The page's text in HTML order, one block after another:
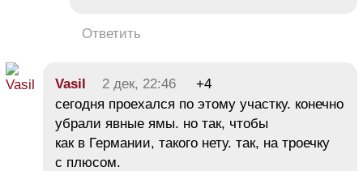
Ответить
Vasil 2 дек, 22:46
+4
сегодня проехался по этому участку. конечно
убрали явные ямы. но так, чтобы
как в Германии, такого нету. так, на троечку
с плюсом.